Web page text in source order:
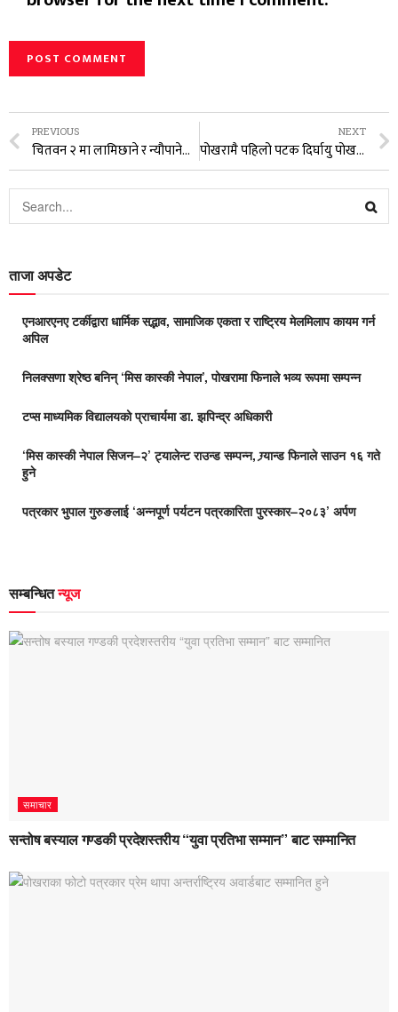
PREVIOUS
चितवन २ मा लामिछाने र न्यौपानेले भोट हाल्न नपाउने, श्रेष्ठले भने गरे मतदान
NEXT
पोखरामै पहिलो पटक दिर्घायु पोखरा अस्पतालमा ल्याप्रोस्कोपी विधिबाट पाठेघर सम्बन्धी शल्यक्रिया हुने।
ताजा अपडेट
एनआरएनए टर्कीद्वारा धार्मिक सद्भाव, सामाजिक एकता र राष्ट्रिय मेलमिलाप कायम गर्न
अपिल
निलक्सणा श्रेष्ठ बनिन् ‘मिस कास्की नेपाल’, पोखरामा फिनाले भव्य रूपमा सम्पन्न
टप्स माध्यमिक विद्यालयको प्राचार्यमा डा. झपिन्द्र अधिकारी
‘मिस कास्की नेपाल सिजन–२’ ट्यालेन्ट राउन्ड सम्पन्न, ग्र्यान्ड फिनाले साउन १६ गते
हुने
पत्रकार भुपाल गुरुङलाई ‘अन्नपूर्ण पर्यटन पत्रकारिता पुरस्कार–२०८३’ अर्पण
सम्बन्धितन्यूज
समाचार
सन्तोष बस्याल गण्डकी प्रदेशस्तरीय “युवा प्रतिभा सम्मान” बाट सम्मानित